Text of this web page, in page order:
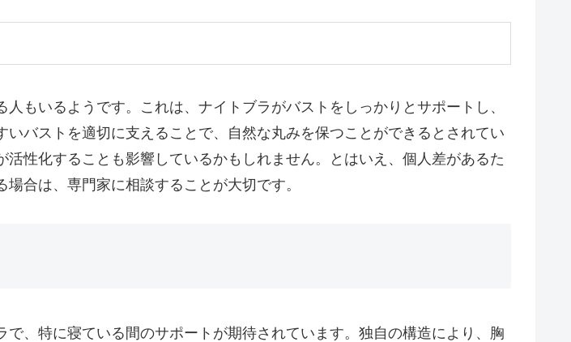
もいるようです。これは、ナイトブラがバストをしっかりとサポートし、
バストを適切に支えることで、自然な丸みを保つことができるとされてい
性化することも影響しているかもしれません。とはいえ、個人差があるた
合は、専門家に相談することが大切です。
、特に寝ている間のサポートが期待されています。独自の構造により、胸